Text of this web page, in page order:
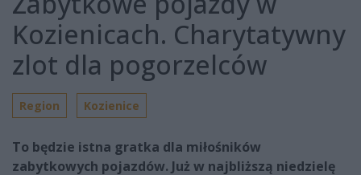
Kozienicach. Charytatywny
zlot dla pogorzelców
Region Kozienice
To będzie istna gratka dla miłośników
zabytkowych pojazdów. Już w najbliższą niedzielę